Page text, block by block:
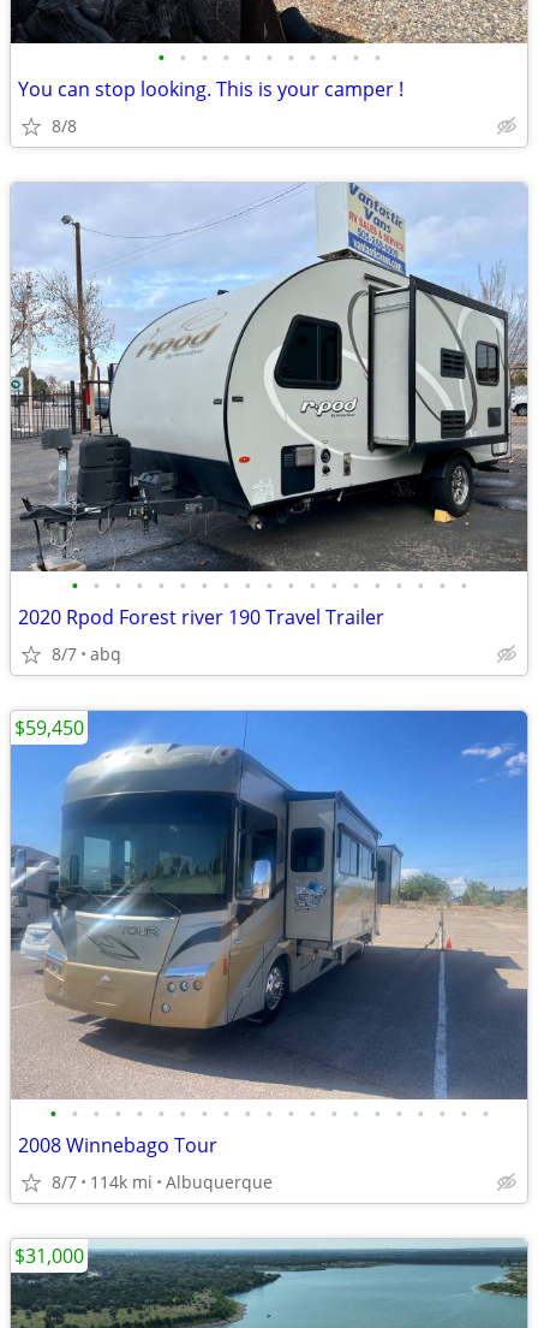
• • • • • • • • • • •
You can stop looking. This is your camper !
8/8
• • • • • • • • • • • • • • • • • • •
2020 Rpod Forest river 190 Travel Trailer
8/7 abq
• • • • • • • • • • • • • • • • • • • • •
2008 Winnebago Tour
8/7 114k mi Albuquerque
$59,450
$31,000